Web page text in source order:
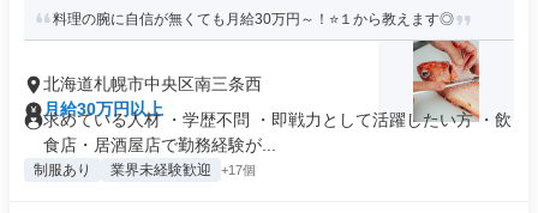
料理の腕に自信が無くても月給30万円～！⭐１から教えます◎
北海道札幌市中央区南三条西
月給30万円以上
求めている人材 ・学歴不問 ・即戦力として活躍したい方 ・飲
食店・居酒屋店で勤務経験が...
制服あり 業界未経験歓迎 +17個